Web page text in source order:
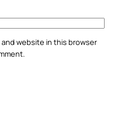
and website in this browser